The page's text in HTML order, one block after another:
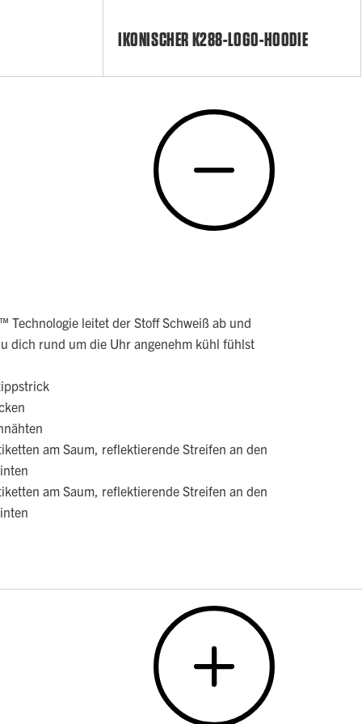
IKONISCHER K288-LOGO-HOODIE
Technologie leitet der Stoff Schweiß ab und
dich rund um die Uhr angenehm kühl fühlst
am Saum, reflektierende Streifen an den
am Saum, reflektierende Streifen an den